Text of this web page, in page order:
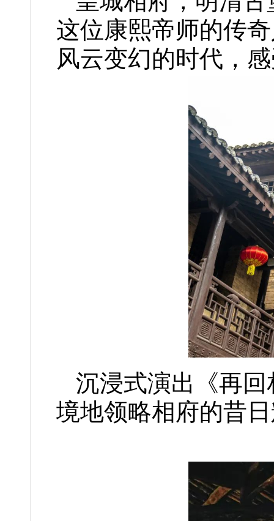
这位康熙帝师的传
风云变幻的时代，
沉浸式演出《再
境地领略相府的昔